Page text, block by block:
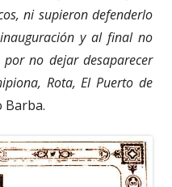
ni supieron defenderlo
y al final no
no dejar desaparecer
Rota, El Puerto de
Barba.